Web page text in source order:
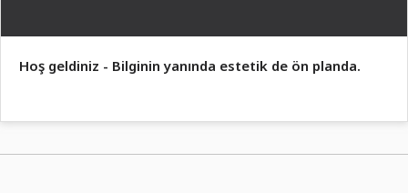
Hoş geldiniz - Bilginin yanında estetik de ön planda.